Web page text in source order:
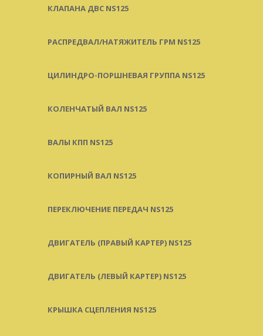
КЛАПАНА ДВС NS125
РАСПРЕДВАЛ/НАТЯЖИТЕЛЬ ГРМ NS125
ЦИЛИНДРО-ПОРШНЕВАЯ ГРУППА NS125
КОЛЕНЧАТЫЙ ВАЛ NS125
ВАЛЫ КПП NS125
КОПИРНЫЙ ВАЛ NS125
ПЕРЕКЛЮЧЕНИЕ ПЕРЕДАЧ NS125
ДВИГАТЕЛЬ (ПРАВЫЙ КАРТЕР) NS125
ДВИГАТЕЛЬ (ЛЕВЫЙ КАРТЕР) NS125
КРЫШКА СЦЕПЛЕНИЯ NS125